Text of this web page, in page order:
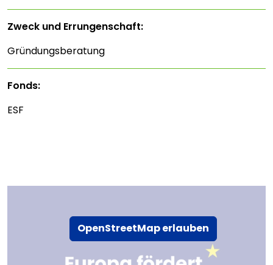
OpenStreetMap erlauben
Zweck und Errungenschaft:
Gründungsberatung
Fonds:
ESF